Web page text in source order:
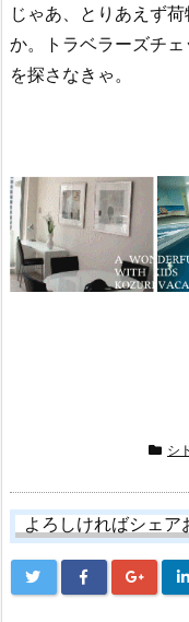
じゃあ、とりあえず
か。トラベラーズチ
を探さなきゃ。
1階にあるプ
シ
よろしければシェア